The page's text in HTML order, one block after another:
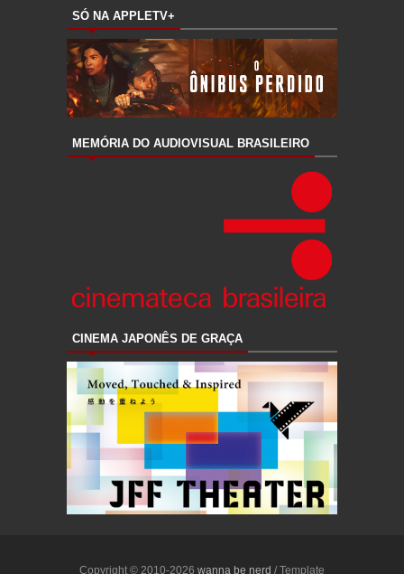
SÓ NA APPLETV+
MEMÓRIA DO AUDIOVISUAL BRASILEIRO
CINEMA JAPONÊS DE GRAÇA
Copyright © 2010-2026 wanna be nerd / Template